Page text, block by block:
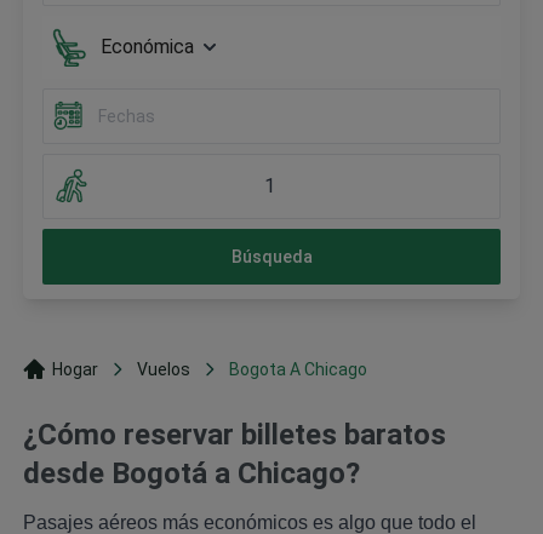
Económica
1
Búsqueda
Hogar Vuelos Bogota A Chicago
¿Cómo reservar billetes baratos
desde Bogotá a Chicago?
Pasajes aéreos más económicos es algo que todo el